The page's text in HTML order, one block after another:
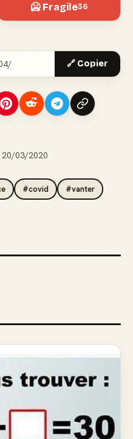
🥶 Fragile36
🔗 Copier
20/03/2020
#covid #vanter